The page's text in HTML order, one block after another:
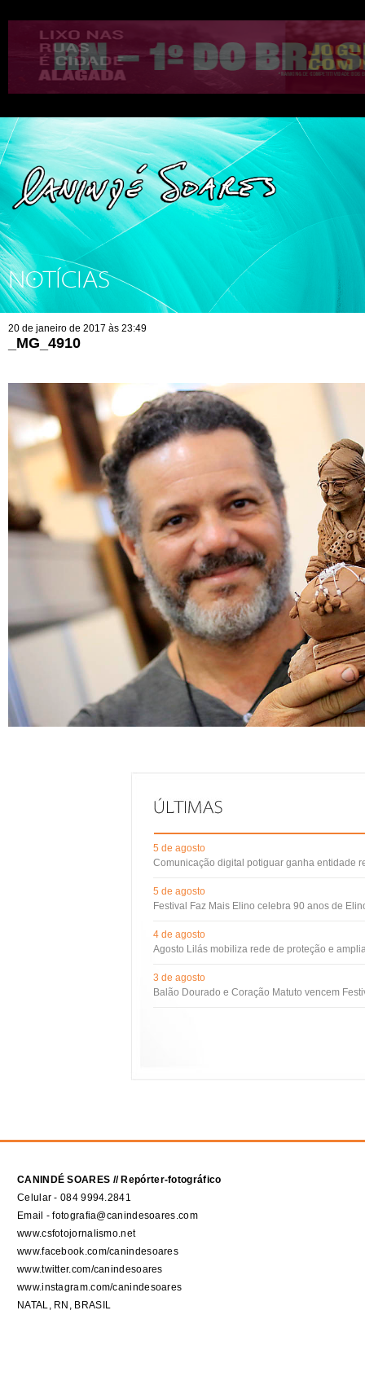
NOTÍCIAS
20 de janeiro de 2017 às 23:49
_MG_4910
5 de agosto
Comunicação digital potiguar ganha entidade
5 de agosto
Festival Faz Mais Elino celebra 90 anos de
4 de agosto
Agosto Lilás mobiliza rede de proteção e
3 de agosto
Balão Dourado e Coração Matuto vencem
CANINDÉ SOARES // Repórter-fotográfico
Celular - 084 9994.2841
Email - fotografia@canindesoares.com
www.csfotojornalismo.net
www.facebook.com/canindesoares
www.twitter.com/canindesoares
www.instagram.com/canindesoares
NATAL, RN, BRASIL